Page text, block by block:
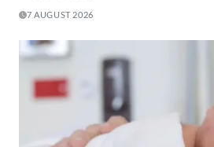
7 AUGUST 2026